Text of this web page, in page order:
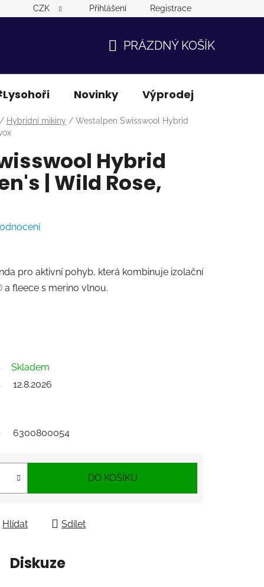
CZK Přihlášení Registrace
KOŠÍK
PRÁZDNÝ KOŠÍK
Novinky Výprodej
/ Hybridní mikiny / Westalpen Swisswool Hybrid
Hybrid
| Wild Rose,
pro aktivní pohyb, která kombinuje izolační
fleece s merino vlnou.
Skladem
12.8.2026
6300800054
DO KOŠÍKU
Hlídat Sdílet
Diskuze